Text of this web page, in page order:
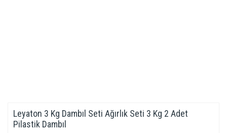
Leyaton 3 Kg Dambıl Seti Ağırlık Seti 3 Kg 2 Adet
Pilastik Dambıl